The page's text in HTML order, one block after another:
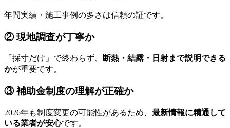
年間実績・施工事例の多さは信頼の証です。
② 現地調査が丁寧か
「採寸だけ」で終わらず、
断熱・結露・日射まで説明できる
かが重要です。
③ 補助金制度の理解が正確か
2026年も制度変更の可能性があるため、 最新情報に精通して
いる業者が安心です。